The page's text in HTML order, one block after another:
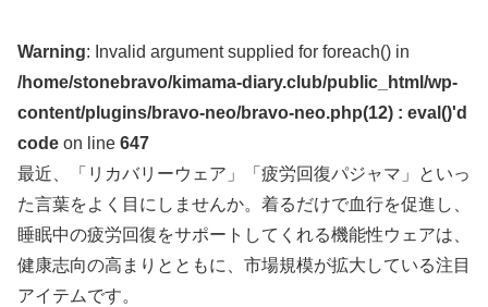
Warning: Invalid argument supplied for foreach() in
/home/stonebravo/kimama-diary.club/public_html/wp-
content/plugins/bravo-neo/bravo-neo.php(12) : eval()'d
code on line 647
最近、「リカバリーウェア」「疲労回復パジャマ」といっ
た言葉をよく目にしませんか。着るだけで血行を促進し、
睡眠中の疲労回復をサポートしてくれる機能性ウェアは、
健康志向の高まりとともに、市場規模が拡大している注目
アイテムです。